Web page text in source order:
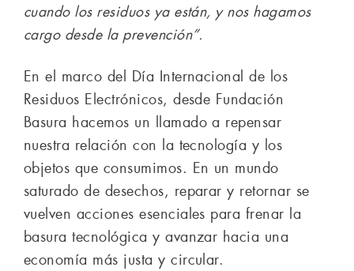
cuando los residuos ya están, y nos hagamos
cargo desde la prevención”.
En el marco del Día Internacional de los
Residuos Electrónicos, desde Fundación
Basura hacemos un llamado a repensar
nuestra relación con la tecnología y los
objetos que consumimos. En un mundo
saturado de desechos, reparar y retornar se
vuelven acciones esenciales para frenar la
basura tecnológica y avanzar hacia una
economía más justa y circular.